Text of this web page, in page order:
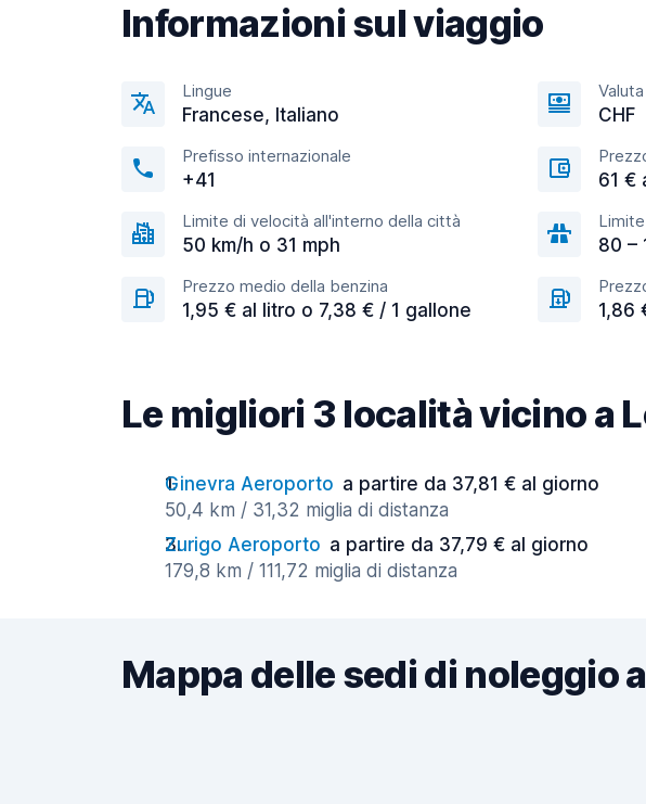
Informazioni sul viaggio
Lingue
Francese, Italiano
Valuta
CHF
Prefisso internazionale
+41 61 €
Limite di velocità all'interno della città
50 km/h o 31 mph 80 –
Prezzo medio della benzina
1,95 € al litro o 7,38 € / 1 gallone 1,86
Le migliori 3 località vicino a
Ginevra Aeroporto a partire da 37,81 € al giorno
50,4 km / 31,32 miglia di distanza
Zurigo Aeroporto a partire da 37,79 € al giorno
179,8 km / 111,72 miglia di distanza
Mappa delle sedi di noleggio